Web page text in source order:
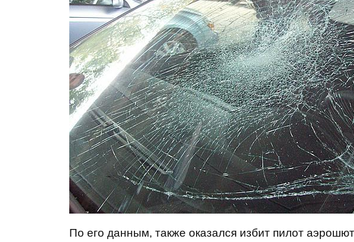
По его данным, также оказался избит пилот